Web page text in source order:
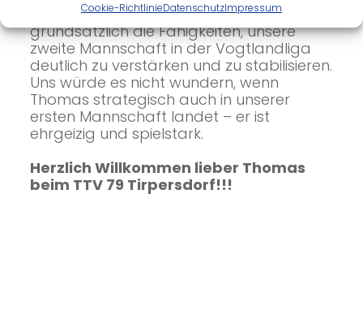
Cookie-RichtlinieDatenschutzImpressum
und Topspin-Angriffen besitzt er auch
grundsätzlich die Fähigkeiten, unsere
zweite Mannschaft in der Vogtlandliga
deutlich zu verstärken und zu stabilisieren.
Uns würde es nicht wundern, wenn
Thomas strategisch auch in unserer
ersten Mannschaft landet – er ist
ehrgeizig und spielstark.
Herzlich Willkommen lieber Thomas
beim TTV 79 Tirpersdorf!!!